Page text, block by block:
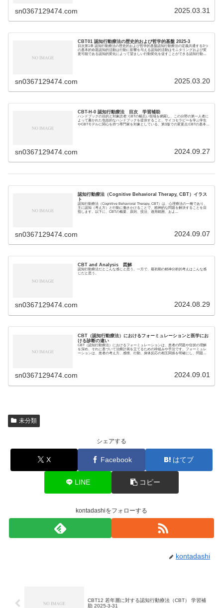
sn0367129474.com 2025.03.31
CBT01 認知行動療法の歴史的および哲学的基盤 2025-3
目次第1章 認知行動療法の歴史的および哲学的基盤認知行動療法の定義共通する3つ
の基本的命題認知的活動は行動に影響を与える認知的活動はモニタリングおよび変
更可能である認知的変化によって望ましい行動変化を促すことができる認知行動修
sn0367129474.com 2025.03.20
CBT-H-0 認知行動療法 目次 学習補助
ハンドブックの目的と対象読者: CBTの幅広い領域を網羅し、この分野の第一人者に
よって書かれた包括的なハンドブックを提供すること。サイコセラピーを学ぶ学生
やCBTモデルに関心を持つ専門家を対象としている。第3版での変更点:CBTの基本的
sn0367129474.com 2024.09.27
認知行動療法（Cognitive Behavioral Therapy, CBT）イラス
ト
認知行動療法（Cognitive Behavioral Therapy, CBT）は、心理療法の一種であり、
主に認知（考え方）と行動に働きかけることで、精神的な問題を解決することを目
指します。以下に、CBTの概要、原則、技法、適用範囲、およ...
sn0367129474.com 2024.09.07
CBT and Analysis 図解
認知行動療法だとこんな感じと思う。一方で、最初期の精神分析的考えはこんな感
じだと思う。
sn0367129474.com 2024.08.29
CBT（認知行動療法）におけるフォーミュレーションと医学にお
ける診断の違い
CBT（認知行動療法）におけるフォーミュレーションは、患者の問題や症状の理解
を深め、それに基づいて治療計画を立てるための枠組みや手法です。フォーミュレ
ーションは、患者の考え方、感情、行動、身体反応の相互関係を明確にし、問題の
sn0367129474.com 2024.09.01
未分類
シェアする
X Facebook はてブ
LINE コピー
kontadashiをフォローする
kontadashi
CBT12 若年層に対する認知行動療法（CBT） 学習補
助 2025-3-31